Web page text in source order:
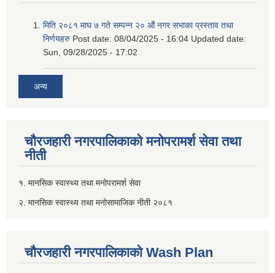
मिति २०८१ माघ ७ गते सम्पन्न २० औं नगर सभाका प्रस्ताव तथा
निर्णयहरु Post date: 08/04/2025 - 16:04 Updated date:
Sun, 09/28/2025 - 17:02
अन्य
चौरजहारी नगरपालिकाको मनोपरामर्श सेवा तथा
नीती
१. मानसिक स्वास्थ्य तथा मनोपरामर्श सेवा
२. मानसिक स्वास्थ्य तथा मनोसामाजिक नीती २०८१
चौरजहारी नगरपालिकाको Wash Plan